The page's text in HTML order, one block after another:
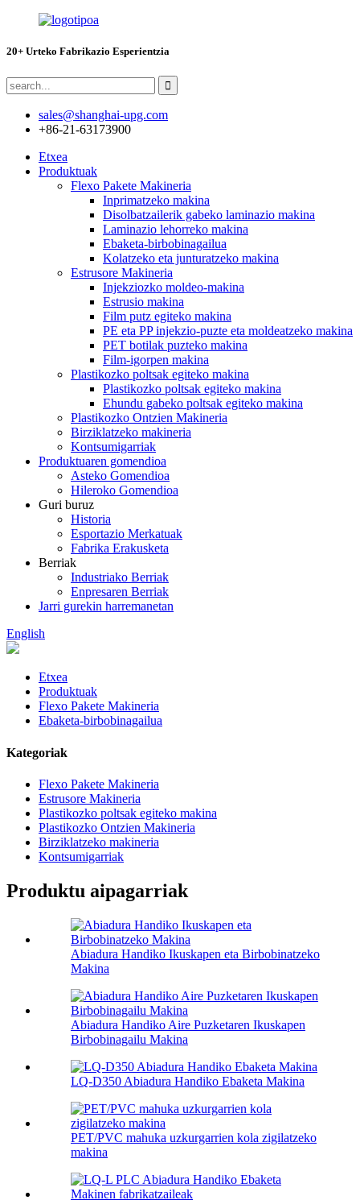
20+ Urteko Fabrikazio Esperientzia
sales@shanghai-upg.com
+86-21-63173900
Etxea
Produktuak
Flexo Pakete Makineria
Inprimatzeko makina
Disolbatzailerik gabeko laminazio makina
Laminazio lehorreko makina
Ebaketa-birbobinagailua
Kolatzeko eta junturatzeko makina
Estrusore Makineria
Injekziozko moldeo-makina
Estrusio makina
Film putz egiteko makina
PE eta PP injekzio-puzte eta moldeatzeko makina
PET botilak puzteko makina
Film-igorpen makina
Plastikozko poltsak egiteko makina
Plastikozko poltsak egiteko makina
Ehundu gabeko poltsak egiteko makina
Plastikozko Ontzien Makineria
Birziklatzeko makineria
Kontsumigarriak
Produktuaren gomendioa
Asteko Gomendioa
Hileroko Gomendioa
Guri buruz
Historia
Esportazio Merkatuak
Fabrika Erakusketa
Berriak
Industriako Berriak
Enpresaren Berriak
Jarri gurekin harremanetan
English
Etxea
Produktuak
Flexo Pakete Makineria
Ebaketa-birbobinagailua
Kategoriak
Flexo Pakete Makineria
Estrusore Makineria
Plastikozko poltsak egiteko makina
Plastikozko Ontzien Makineria
Birziklatzeko makineria
Kontsumigarriak
Produktu aipagarriak
Abiadura Handiko Ikuskapen eta Birbobinatzeko
Makina
Abiadura Handiko Aire Puzketaren Ikuskapen
Birbobinagailu Makina
LQ-D350 Abiadura Handiko Ebaketa Makina
PET/PVC mahuka uzkurgarrien kola zigilatzeko
makina